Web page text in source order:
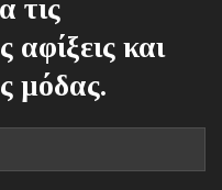
τις
αφίξεις και
μόδας.